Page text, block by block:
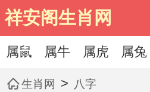
祥安阁生肖网
属鼠 属牛 属虎 属兔
生肖网 > 八字